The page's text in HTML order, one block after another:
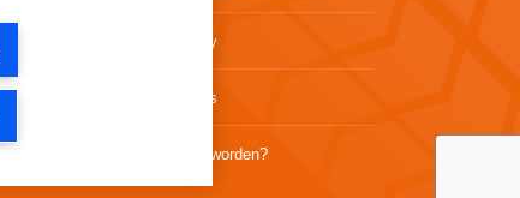
Privacy Policy
Code of ethics
GRIP Expert worden?